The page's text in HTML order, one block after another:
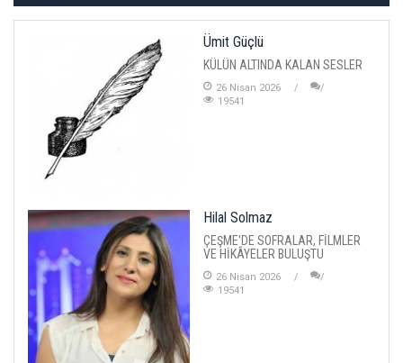
Ümit Güçlü
KÜLÜN ALTINDA KALAN SESLER
26 Nisan 2026
19541
Hilal Solmaz
ÇEŞME'DE SOFRALAR, FİLMLER
VE HİKÂYELER BULUŞTU
26 Nisan 2026
19541